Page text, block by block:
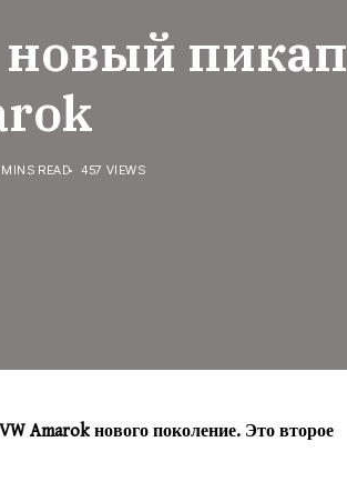
пикап
MINS READ 457 VIEWS
Amarok нового поколение. Это второе